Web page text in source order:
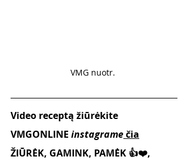
VMG nuotr.
Video receptą žiūrėkite
VMGONLINE instagramečia
ŽIŪRĖK, GAMINK, PAMĖK 👍❤️,